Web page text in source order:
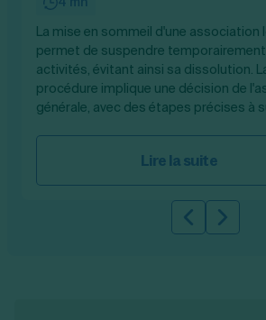
La mise en sommeil d'une association
permet de suspendre
activités, évitant ainsi sa dissolution.
procédure implique une décision de
générale, avec des étapes précises à
Lire la suite
SlideSlide